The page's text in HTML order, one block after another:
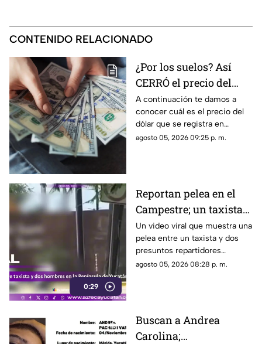
CONTENIDO RELACIONADO
¿Por los suelos? Así
CERRÓ el precio del
dólar en Yucatán HOY,
miércoles 5 de agosto
de 2026
A continuación te damos a
conocer cuál es el precio del
dólar que se registra en
Yucatán al cierre de la jornada
agosto 05, 2026 09:25 p. m.
0:29
Reportan pelea en el
Campestre; un taxista
fue BRUTALMENTE
agredido y todo quedó
grabado
Un video viral que muestra una
pelea entre un taxista y dos
presuntos repartidores
terminó con el conductor
agosto 05, 2026 08:28 p. m.
Buscan a Andrea
Carolina;